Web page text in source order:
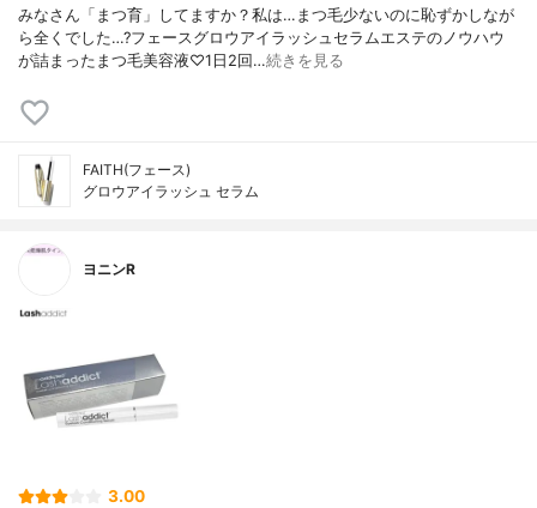
みなさん「まつ育」してますか？私は…まつ毛少ないのに恥ずかしなが
ら全くでした…?フェースグロウアイラッシュセラムエステのノウハウ
が詰まったまつ毛美容液♡1日2回…続きを見る
FAITH(フェース)
グロウアイラッシュ セラム
ヨニンR
3.00